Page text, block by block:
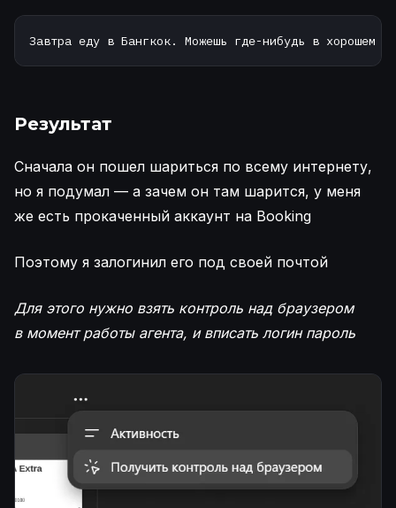
Завтра еду в Бангкок. Можешь где-нибудь в хорошем
Результат
Сначала он пошел шариться по всему интернету,
но я подумал — а зачем он там шарится, у меня
же есть прокаченный аккаунт на Booking
Поэтому я залогинил его под своей почтой
Для этого нужно взять контроль над браузером
в момент работы агента, и вписать логин пароль